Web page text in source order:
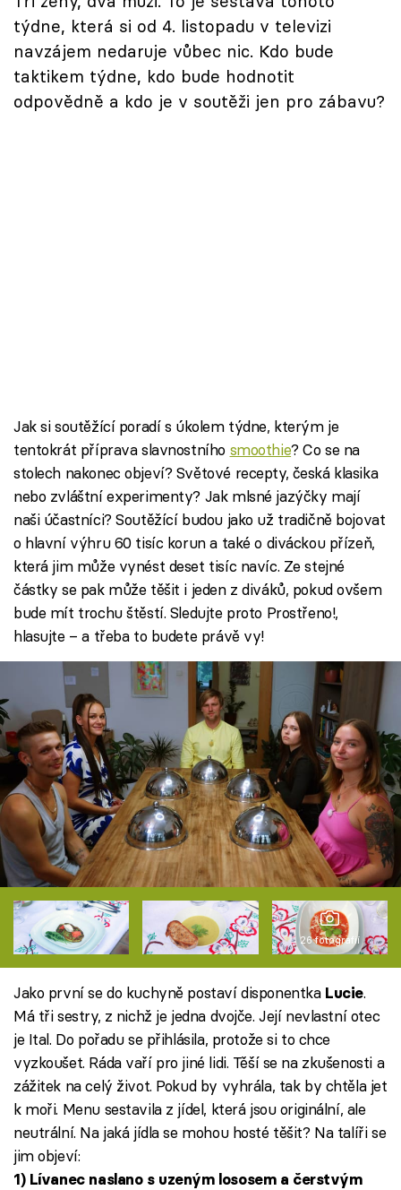
Sledujte prima+
Přihlášení
týdne, která si od 4. listopadu v televizi
navzájem nedaruje vůbec nic. Kdo bude
taktikem týdne, kdo bude hodnotit
odpovědně a kdo je v soutěži jen pro zábavu?
Jak si soutěžící poradí s úkolem týdne, kterým je
tentokrát příprava slavnostního smoothie? Co se na
stolech nakonec objeví? Světové recepty, česká klasika
nebo zvláštní experimenty? Jak mlsné jazýčky mají
naši účastníci? Soutěžící budou jako už tradičně bojovat
o hlavní výhru 60 tisíc korun a také o diváckou přízeň,
která jim může vynést deset tisíc navíc. Ze stejné
částky se pak může těšit i jeden z diváků, pokud ovšem
bude mít trochu štěstí. Sledujte proto Prostřeno!,
hlasujte – a třeba to budete právě vy!
26 fotografií
Jako první se do kuchyně postaví disponentka Lucie.
Má tři sestry, z nichž je jedna dvojče. Její nevlastní otec
je Ital. Do pořadu se přihlásila, protože si to chce
vyzkoušet. Ráda vaří pro jiné lidi. Těší se na zkušenosti a
zážitek na celý život. Pokud by vyhrála, tak by chtěla jet
k moři. Menu sestavila z jídel, která jsou originální, ale
neutrální. Na jaká jídla se mohou hosté těšit? Na talíři se
jim objeví:
1) Lívanec naslano s uzeným lososem a čerstvým